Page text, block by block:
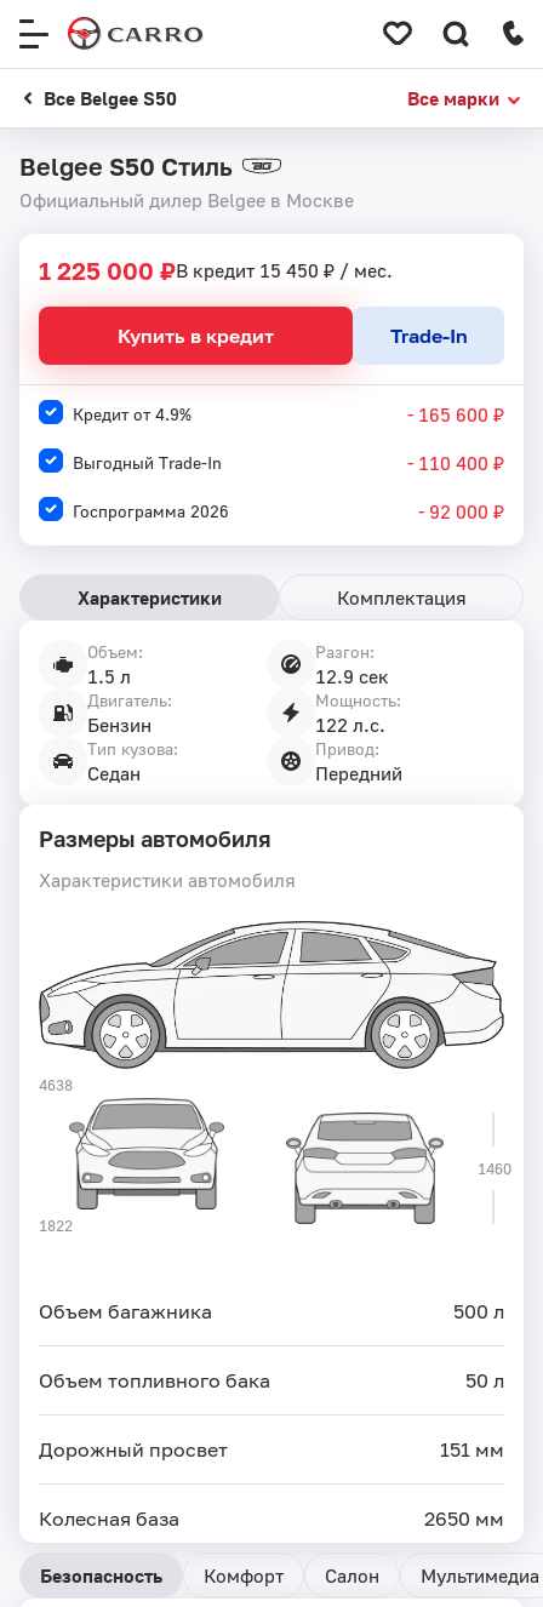
Все Belgee S50 Все марки
Belgee S50 Стиль
Официальный дилер Belgee в Москве
1 225 000 ₽В кредит 15 450 ₽ / мес.
Купить в кредит Trade-In
Кредит от 4.9% - 165 600 ₽
Выгодный Trade-In - 110 400 ₽
Госпрограмма 2026 - 92 000 ₽
Характеристики Комплектация
Объем:
1.5 л
Разгон:
12.9 сек
Двигатель:
Бензин
Мощность:
122 л.с.
Тип кузова:
Седан
Привод:
Передний
Размеры автомобиля
Характеристики автомобиля
4638
1822
1460
Объем багажника 500 л
Объем топливного бака 50 л
Дорожный просвет 151 мм
Колесная база 2650 мм
Безопасность Комфорт Салон Мультимедиа